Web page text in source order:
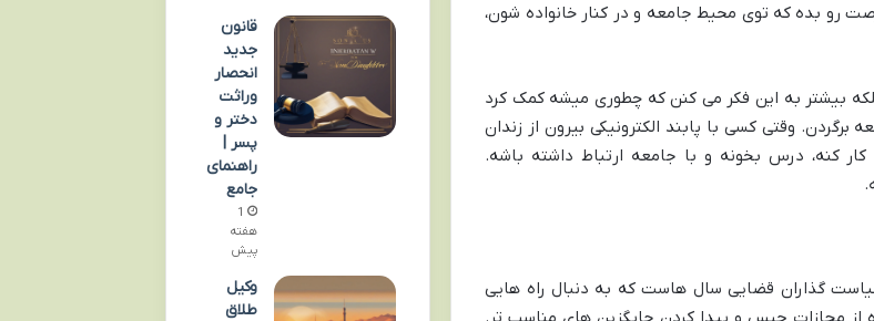
رو بده که توی محیط جامعه و در کنار خانواده شون،
بیشتر به این فکر می کنن که چطوری میشه کمک کرد
وقتی کسی با پابند الکترونیکی بیرون از زندان
کنه، درس بخونه و با جامعه ارتباط داشته باشه.
گذاران قضایی سال هاست که به دنبال راه هایی
قانون
جدید
انحصار
وراثت
دختر و
پسر |
راهنمای
جامع
1
هفته
پیش
وکیل
طلاق